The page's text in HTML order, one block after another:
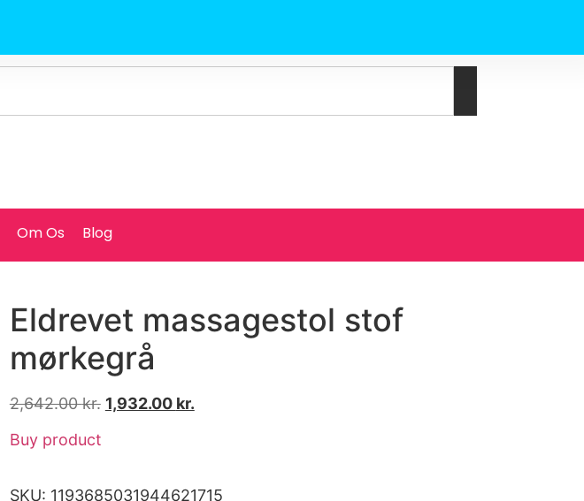
Om Os Blog
Eldrevet massagestol stof
mørkegrå
2,642.00kr. 1,932.00 kr.
Buy product
SKU: 1193685031944621715